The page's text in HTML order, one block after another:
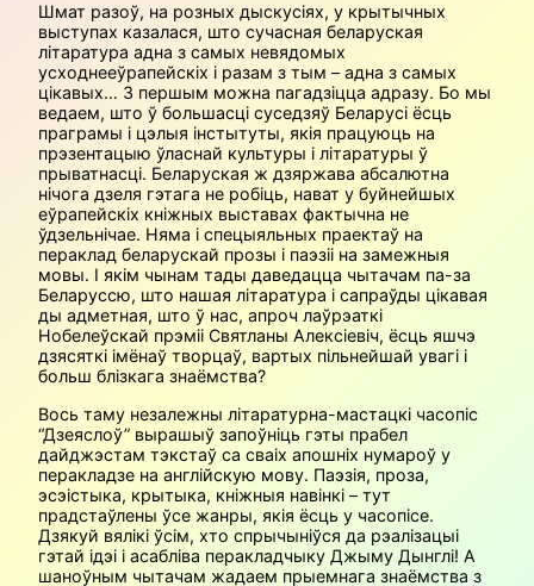
Шмат разоў, на розных дыскусіях, у крытычных
выступах казалася, што сучасная беларуская
літаратура адна з самых невядомых
усходнееўрапейскіх і разам з тым – адна з самых
цікавых… З першым можна пагадзіцца адразу. Бо мы
ведаем, што ў большасці суседзяў Беларусі ёсць
праграмы і цэлыя інстытуты, якія працуюць на
прэзентацыю ўласнай культуры і літаратуры ў
прыватнасці. Беларуская ж дзяржава абсалютна
нічога дзеля гэтага не робіць, нават у буйнейшых
еўрапейскіх кніжных выставах фактычна не
ўдзельнічае. Няма і спецыяльных праектаў на
пераклад беларускай прозы і паэзіі на замежныя
мовы. І якім чынам тады даведацца чытачам па-за
Беларуссю, што нашая літаратура і сапраўды цікавая
ды адметная, што ў нас, апроч лаўрэаткі
Нобелеўскай прэміі Святланы Алексіевіч, ёсць яшчэ
дзясяткі імёнаў творцаў, вартых пільнейшай увагі і
больш блізкага знаёмства?
Вось таму незалежны літаратурна-мастацкі часопіс
“Дзеяслоў” вырашыў запоўніць гэты прабел
дайджэстам тэкстаў са сваіх апошніх нумароў у
перакладзе на англійскую мову. Паэзія, проза,
эсэістыка, крытыка, кніжныя навінкі – тут
прадстаўлены ўсе жанры, якія ёсць у часопісе.
Дзякуй вялікі ўсім, хто спрычыніўся да рэалізацыі
гэтай ідэі і асабліва перакладчыку Джыму Дынглі! А
шаноўным чытачам жадаем прыемнага знаёмства з